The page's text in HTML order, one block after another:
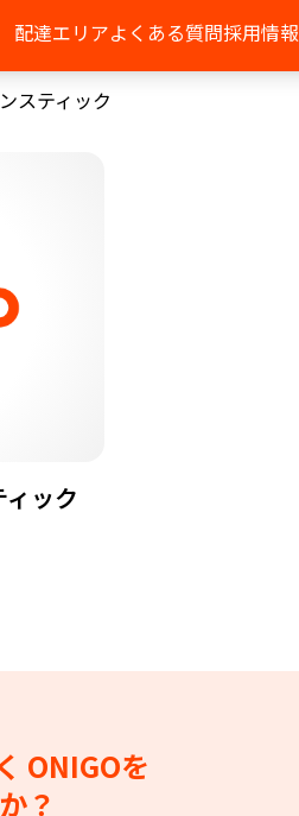
配達エリアよくある質問採用情報
スティック
ック
ONIGOを
？